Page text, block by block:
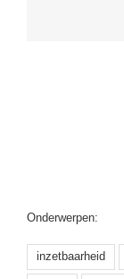
Onderwerpen:
inzetbaarheid